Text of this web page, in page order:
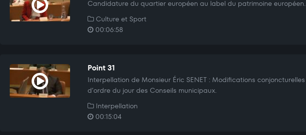
Candidature du quartier européen au label du patrimoine européen.
Culture et Sport
00:06:58
Point 31
Interpellation de Monsieur Éric SENET : Modifications conjoncturelles
d’ordre du jour des Conseils municipaux.
Interpellation
00:15:04